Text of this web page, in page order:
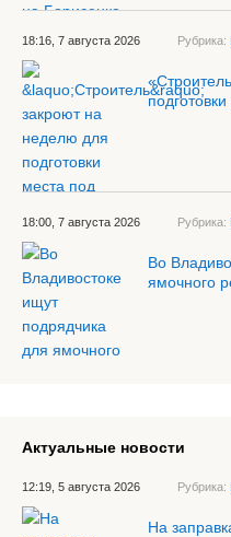
18:16, 7 августа 2026 Рубрика:
18:00, 7 августа 2026 Рубрика:
Во
ямочного
Актуальные новости
12:19, 5 августа 2026 Рубрика:
На